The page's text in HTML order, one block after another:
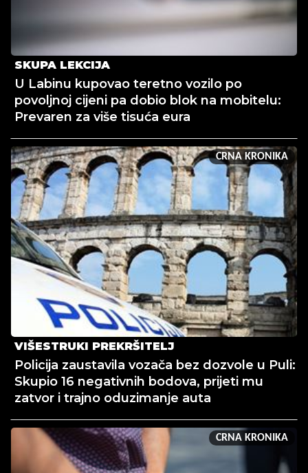
SKUPA LEKCIJA
U Labinu kupovao teretno vozilo po
povoljnoj cijeni pa dobio blok na mobitelu:
Prevaren za više tisuća eura
CRNA KRONIKA
VIŠESTRUKI PREKRŠITELJ
Policija zaustavila vozača bez dozvole u Puli:
Skupio 16 negativnih bodova, prijeti mu
zatvor i trajno oduzimanje auta
CRNA KRONIKA